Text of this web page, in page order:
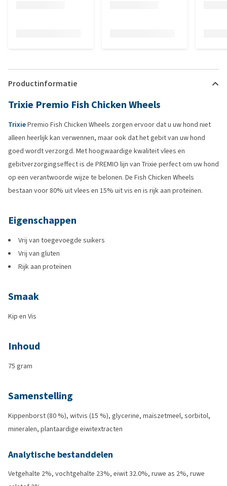
Productinformatie
Trixie Premio Fish Chicken Wheels
TrixiePremio Fish Chicken Wheels zorgen ervoor dat u uw hond niet
alleen heerlijk kan verwennen, maar ook dat het gebit van uw hond
goed wordt verzorgd. Met hoogwaardige kwaliteit vlees en
gebitverzorgingseffect is de PREMIO lijn van Trixie perfect om uw hond
op een verantwoorde wijze te belonen. De Fish Chicken Wheels
bestaan voor 80% uit vlees en 15% uit vis en is rijk aan proteïnen.
Eigenschappen
Vrij van toegevoegde suikers
Vrij van gluten
Rijk aan proteïnen
Smaak
Kip en Vis
Inhoud
75 gram
Samenstelling
Kippenborst (80 %), witvis (15 %), glycerine, maïszetmeel, sorbitol,
mineralen, plantaardige eiwitextracten
Analytische bestanddelen
Vetgehalte 2%, vochtgehalte 23%, eiwit 32.0%, ruwe as 2%, ruwe